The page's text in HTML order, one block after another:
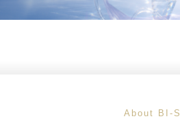
About BI-